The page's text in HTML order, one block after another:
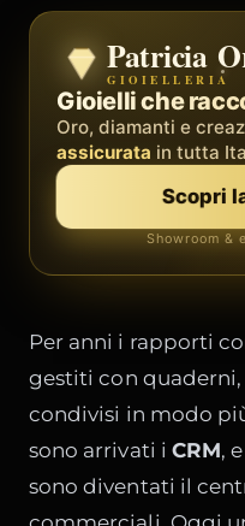
Zenith
BY METEORA
Il sistema
Social, clienti,
piattaforma.
Demo
Patricia
GIOIELLERIA
Gioielli che
Oro, diamanti e
assicurata in tutta
Scopri
Showroom &
Per anni i rapporti
gestiti con quaderni,
condivisi in modo
sono arrivati i CRM,
sono diventati il